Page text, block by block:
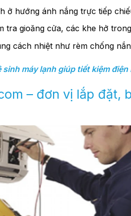
ở hướng ánh nắng trực tiếp
tra gioăng cửa, các khe hở
cách nhiệt như rèm chống
sinh máy lạnh giúp tiết kiệm điện
– đơn vị lắp đặt,